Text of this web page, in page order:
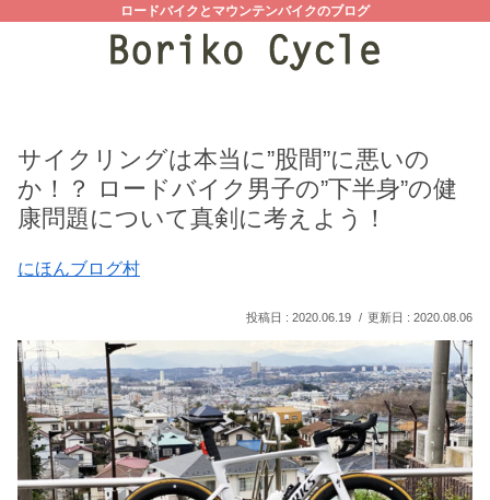
ロードバイクとマウンテンバイクのブログ
サイクリングは本当に”股間”に悪いの
か！？ ロードバイク男子の”下半身”の健
康問題について真剣に考えよう！
にほんブログ村
2020.06.19 2020.08.06